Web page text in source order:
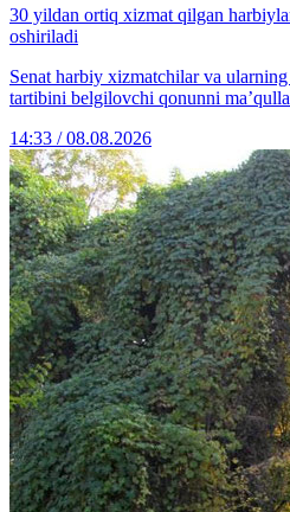
30 yildan ortiq xizmat qilgan
oshiriladi
Senat harbiy xizmatchilar va
tartibini belgilovchi qonunni
14:33 / 08.08.2026